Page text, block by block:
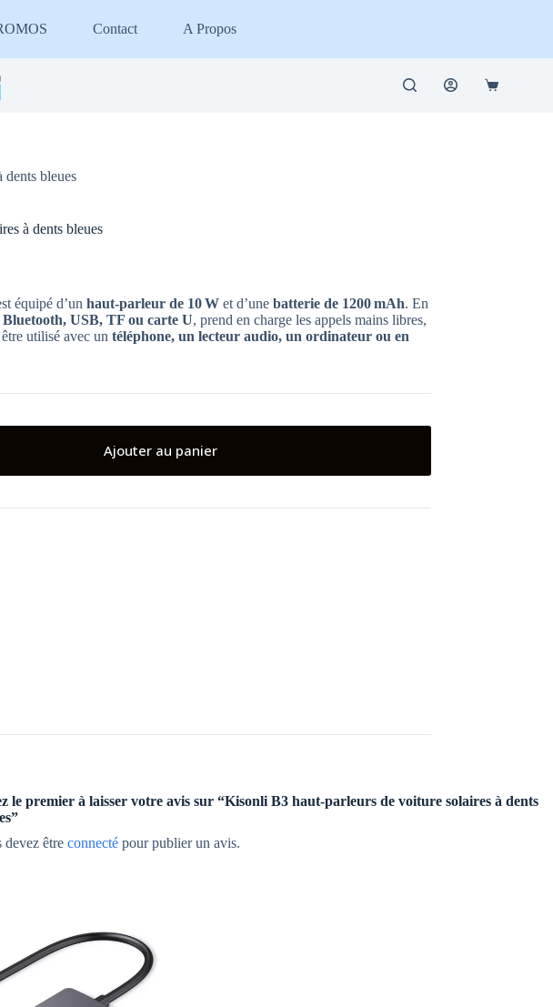
Contact A Propos
Panier
bleues
à dents bleues
équipé d’unhaut-parleur de 10 W et d’unebatterie de 1200 mAh. En
USB, TF ou carte U, prend en charge les appels mains libres,
être utilisé avec untéléphone, un lecteur audio, un ordinateur ou en
Ajouter au panier
le premier à laisser votre avis sur “Kisonli B3 haut-parleurs de voiture solaires à dents
devez être connectépour publier un avis.